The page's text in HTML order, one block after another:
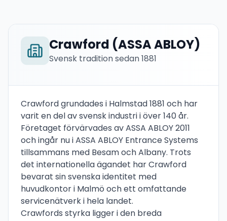
Crawford (ASSA ABLOY)
Svensk tradition sedan 1881
Crawford grundades i Halmstad 1881 och har
varit en del av svensk industri i över 140 år.
Företaget förvärvades av ASSA ABLOY 2011
och ingår nu i ASSA ABLOY Entrance Systems
tillsammans med Besam och Albany. Trots
det internationella ägandet har Crawford
bevarat sin svenska identitet med
huvudkontor i Malmö och ett omfattande
servicenätverk i hela landet.
Crawfords styrka ligger i den breda